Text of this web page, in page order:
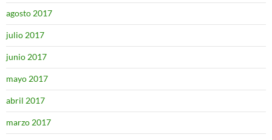
agosto 2017
julio 2017
junio 2017
mayo 2017
abril 2017
marzo 2017